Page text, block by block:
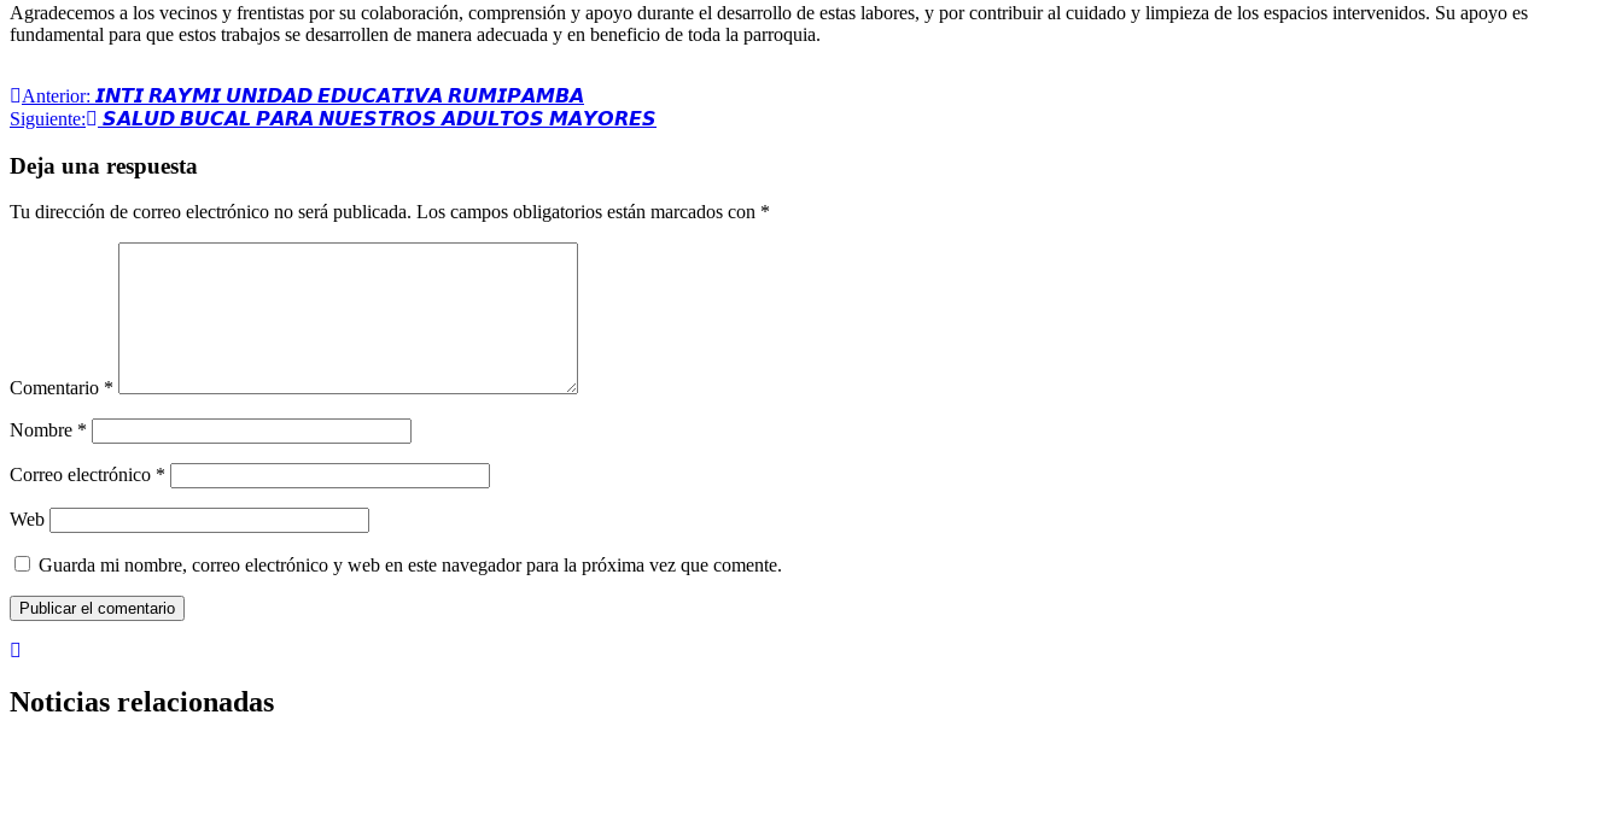
Agradecemos a los vecinos y frentistas por su colaboración, comprensión y apoyo durante el desarrollo de estas labores, y por contribuir al cuidado y limpieza de los espacios intervenidos. Su apoyo es
fundamental para que estos trabajos se desarrollen de manera adecuada y en beneficio de toda la parroquia.
Navegación
de
entradas
Anterior: 𝙄𝙉𝙏𝙄 𝙍𝘼𝙔𝙈𝙄 𝙐𝙉𝙄𝘿𝘼𝘿 𝙀𝘿𝙐𝘾𝘼𝙏𝙄𝙑𝘼 𝙍𝙐𝙈𝙄𝙋𝘼𝙈𝘽𝘼
Siguiente:
𝙎𝘼𝙇𝙐𝘿 𝘽𝙐𝘾𝘼𝙇 𝙋𝘼𝙍𝘼 𝙉𝙐𝙀𝙎𝙏𝙍𝙊𝙎 𝘼𝘿𝙐𝙇𝙏𝙊𝙎 𝙈𝘼𝙔𝙊𝙍𝙀𝙎
Deja una respuesta
Tu dirección de correo electrónico no será publicada. Los campos obligatorios están marcados con *
Comentario *
Nombre *
Correo electrónico *
Web
Guarda mi nombre, correo electrónico y web en este navegador para la próxima vez que comente.
Noticias relacionadas